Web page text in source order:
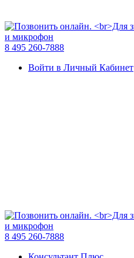
8 495 260-7888
Войти в Личный Кабинет
8 495 260-7888